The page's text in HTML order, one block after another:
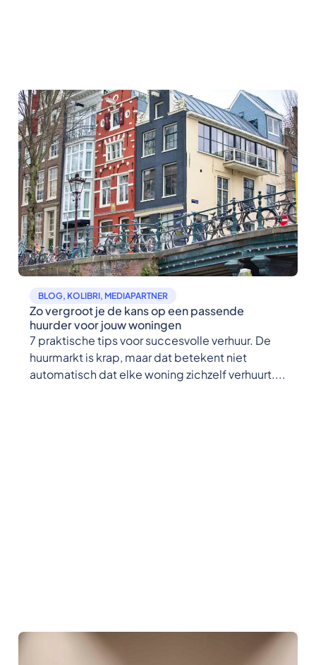
BLOG, KOLIBRI, MEDIAPARTNER
Zo vergroot je de kans op een passende
huurder voor jouw woningen
7 praktische tips voor succesvolle verhuur. De
huurmarkt is krap, maar dat betekent niet
automatisch dat elke woning zichzelf verhuurt....